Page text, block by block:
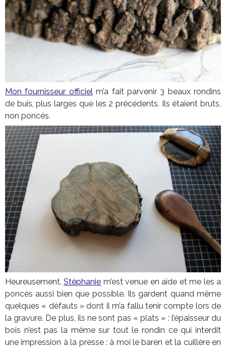
Mon fournisseur officielm’a fait parvenir 3 beaux rondins
de buis, plus larges que les 2 précédents. Ils étaient bruts,
non poncés.
Heureusement,Stéphanie m’est venue en aide et me les a
poncés aussi bien que possible. Ils gardent quand même
quelques « défauts » dont il m’a fallu tenir compte lors de
la gravure. De plus, ils ne sont pas « plats » : l’épaisseur du
bois n’est pas la même sur tout le rondin ce qui interdit
une impression à la presse : à moi le baren et la cuillère en